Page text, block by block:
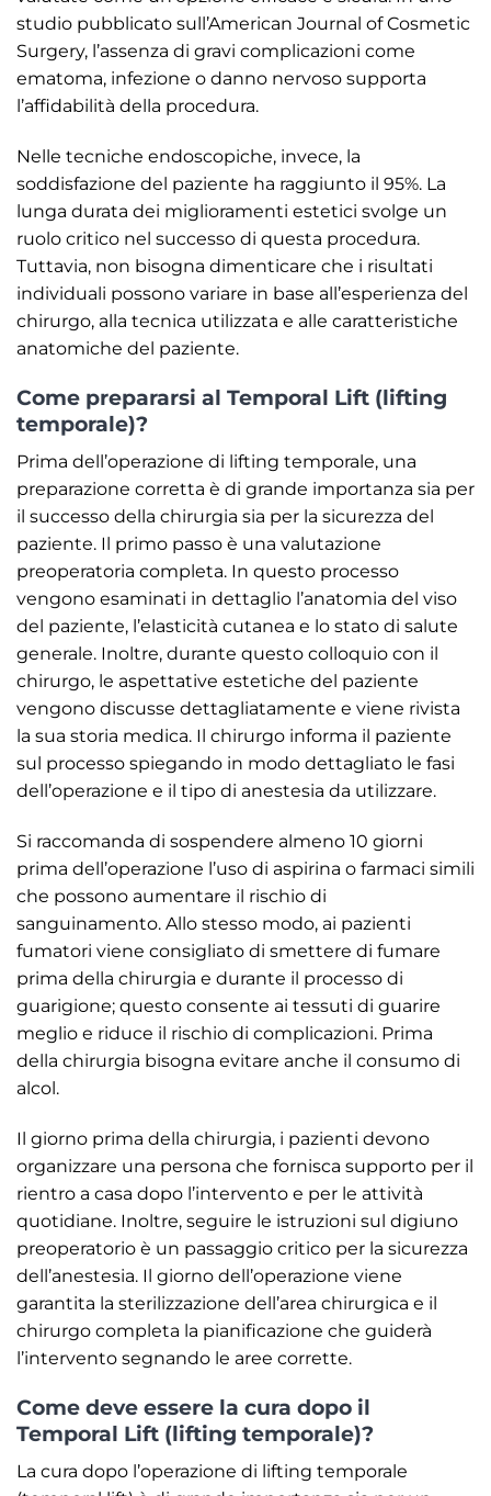
studio pubblicato sull’American Journal of Cosmetic
Surgery, l’assenza di gravi complicazioni come
ematoma, infezione o danno nervoso supporta
l’affidabilità della procedura.
Nelle tecniche endoscopiche, invece, la
soddisfazione del paziente ha raggiunto il 95%. La
lunga durata dei miglioramenti estetici svolge un
ruolo critico nel successo di questa procedura.
Tuttavia, non bisogna dimenticare che i risultati
individuali possono variare in base all’esperienza del
chirurgo, alla tecnica utilizzata e alle caratteristiche
anatomiche del paziente.
Come prepararsi al Temporal Lift (lifting
temporale)?
Prima dell’operazione di lifting temporale, una
preparazione corretta è di grande importanza sia per
il successo della chirurgia sia per la sicurezza del
paziente. Il primo passo è una valutazione
preoperatoria completa. In questo processo
vengono esaminati in dettaglio l’anatomia del viso
del paziente, l’elasticità cutanea e lo stato di salute
generale. Inoltre, durante questo colloquio con il
chirurgo, le aspettative estetiche del paziente
vengono discusse dettagliatamente e viene rivista
la sua storia medica. Il chirurgo informa il paziente
sul processo spiegando in modo dettagliato le fasi
dell’operazione e il tipo di anestesia da utilizzare.
Si raccomanda di sospendere almeno 10 giorni
prima dell’operazione l’uso di aspirina o farmaci simili
che possono aumentare il rischio di
sanguinamento. Allo stesso modo, ai pazienti
fumatori viene consigliato di smettere di fumare
prima della chirurgia e durante il processo di
guarigione; questo consente ai tessuti di guarire
meglio e riduce il rischio di complicazioni. Prima
della chirurgia bisogna evitare anche il consumo di
alcol.
Il giorno prima della chirurgia, i pazienti devono
organizzare una persona che fornisca supporto per il
rientro a casa dopo l’intervento e per le attività
quotidiane. Inoltre, seguire le istruzioni sul digiuno
preoperatorio è un passaggio critico per la sicurezza
dell’anestesia. Il giorno dell’operazione viene
garantita la sterilizzazione dell’area chirurgica e il
chirurgo completa la pianificazione che guiderà
l’intervento segnando le aree corrette.
Come deve essere la cura dopo il
Temporal Lift (lifting temporale)?
La cura dopo l’operazione di lifting temporale